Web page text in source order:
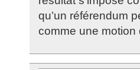
qu’un référendum
comme une motion